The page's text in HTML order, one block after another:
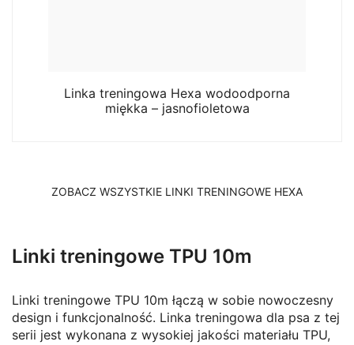
Linka treningowa Hexa wodoodporna
miękka – jasnofioletowa
ZOBACZ WSZYSTKIE LINKI TRENINGOWE HEXA
Linki treningowe TPU 10m
Linki treningowe TPU 10m łączą w sobie nowoczesny
design i funkcjonalność. Linka treningowa dla psa z tej
serii jest wykonana z wysokiej jakości materiału TPU,